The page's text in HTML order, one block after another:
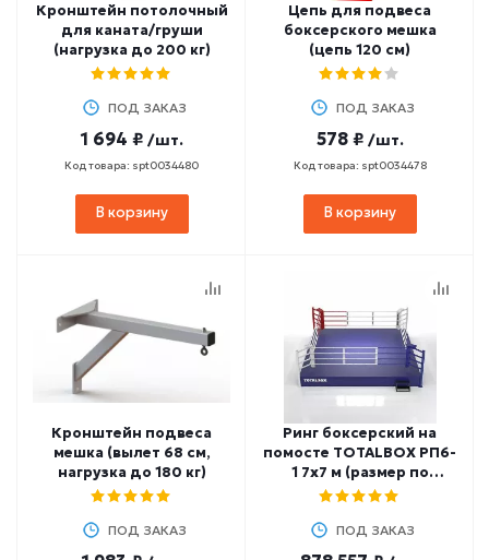
Кронштейн потолочный
для каната/груши
(нагрузка до 200 кг)
ПОД ЗАКАЗ
1 694 ₽ /шт.
Код товара: spt0034480
В корзину
Цепь для подвеса
боксерского мешка
(цепь 120 см)
ПОД ЗАКАЗ
578 ₽ /шт.
Код товара: spt0034478
В корзину
Кронштейн подвеса
мешка (вылет 68 см,
нагрузка до 180 кг)
ПОД ЗАКАЗ
Ринг боксерский на
помосте TOTALBOX РП6-
1 7х7 м (размер по
канатам 6х6 м)
ПОД ЗАКАЗ